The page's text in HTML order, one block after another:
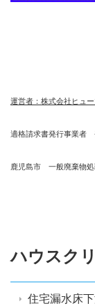
運営者：株式会社ヒュ
適格請求書発行事業
鹿児島市 一般廃棄物処
ハウスク
住宅漏水床